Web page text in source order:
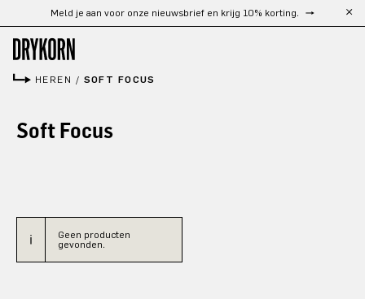
Ga naar de hoofdinhoud
Meld je aan voor onze nieuwsbrief en krijg 10% korting.
HEREN / SOFT FOCUS
Soft Focus
Geen producten
gevonden.